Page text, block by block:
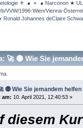
⚜  ● »
● Narconon ★
VVW/1996-Wien/Vienna-
Ronald Johannes deClaire
🚀 🟡 Wie Sie
🟡 Wie Sie jemandem
am: 10. April 2021, 12:40:53 »
diesem